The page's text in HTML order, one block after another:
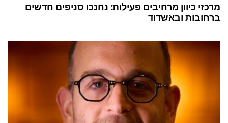
מרכזי כיוון מרחיבים פעילות: נחנכו סניפים חדשים
ברחובות ובאשדוד